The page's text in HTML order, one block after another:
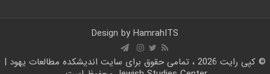
Design by HamrahITS
© کپی رایت 2026 ، تمامی حقوق برای سایت
اندیشکده مطالعات یهود |